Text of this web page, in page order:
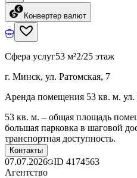
Конвертер валют
Сфера услуг53 м²2/25 этаж
г. Минск, ул. Ратомская, 7
Аренда помещения 53 кв. м. ул.
53 кв. м. – общая площадь
большая парковка в шаговой
транспортная доступность.
Контакты
07.07.2026 ID 4174563
Агентство